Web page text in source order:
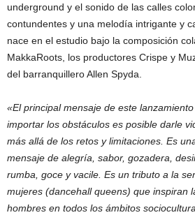
underground y el sonido de las calles
contundentes y una melodía intrigante y
nace en el estudio bajo la composición
MakkaRoots, los productores Crispe y
del barranquillero Allen Spyda.
«El principal mensaje de este
importar los obstáculos es posible darle
más allá de los retos y limitaciones. Es
mensaje de alegría, sabor, gozadera,
rumba, goce y vacile. Es un tributo a la
mujeres (dancehall queens) que inspiran
hombres en todos los ámbitos